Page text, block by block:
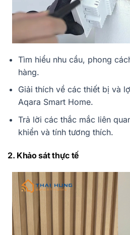
Tìm hiểu nhu cầu, phong
hàng.
Giải thích về các thiết bị và
Aqara Smart Home.
Trả lời các thắc mắc liên
khiển và tính tương thích.
2. Khảo sát thực tế